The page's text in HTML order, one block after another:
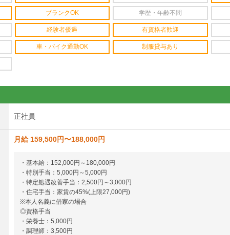
ブランクOK 学歴・年齢不問
経験者優遇 有資格者歓迎
車・バイク通勤OK 制服貸与あり
正社員
月給 159,500円〜188,000円
・基本給：152,000円～180,000円
・特別手当：5,000円～5,000円
・特定処遇改善手当：2,500円～3,000円
・住宅手当：家賃の45%(上限27,000円)
※本人名義に借家の場合
◎資格手当
・栄養士：5,000円
・調理師：3,500円